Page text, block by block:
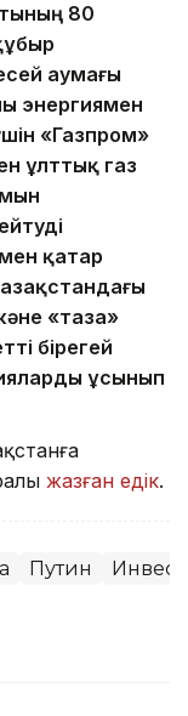
80
аумағы
энергиямен
«Газпром»
ұлттық газ
қатар
«таза»
бірегей
ұсынып
жазған едік.
Путин